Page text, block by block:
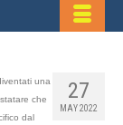
27
MAY 2022
una
che
dal